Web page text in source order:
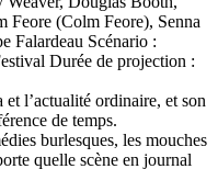
Feore (Colm Feore), Senna
Falardeau Scénario :
Durée de projection :
l’actualité ordinaire, et son
de temps.
burlesques, les mouches
quelle scène en journal